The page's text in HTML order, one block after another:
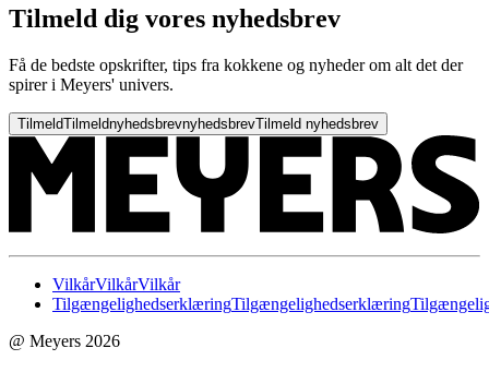
Tilmeld dig vores nyhedsbrev
Få de bedste opskrifter, tips fra kokkene og nyheder om alt det der
spirer i Meyers' univers.
TilmeldTilmeldnyhedsbrevnyhedsbrevTilmeld nyhedsbrev
VilkårVilkårVilkår
TilgængelighedserklæringTilgængelighedserklæring
@ Meyers 2026